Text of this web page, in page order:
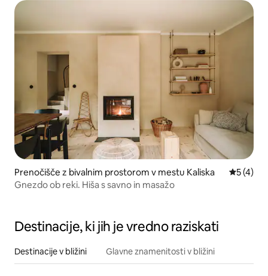
Prenočišče z bivalnim prostorom v mestu Kaliska
5 (4)
Gnezdo ob reki. Hiša s savno in masažo
Destinacije, ki jih je vredno raziskati
Destinacije v bližini Glavne znamenitosti v bližini